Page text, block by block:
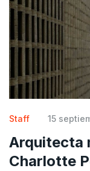
Staff 15
Arquitecta
Charlotte